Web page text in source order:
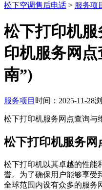
松下空调售后电话 > 服务项
松下打印机
印机服务网
南”)
服务项目 时间：2025-11-28
松下打印机服务网点查询与
松下打印机服务网
松下打印机以其卓越的性能
誉。为了确保用户能够享受
全球范围内设有众多的服务